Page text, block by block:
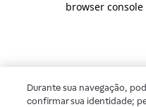
browser
Durante sua navegação,
confirmar sua identidade;